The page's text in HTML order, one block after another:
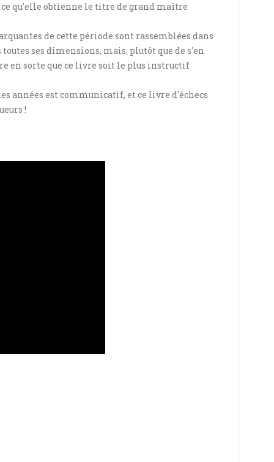
ce qu'elle obtienne le titre de grand maître
de cette période sont rassemblées dans
ses dimensions, mais, plutôt que de s'en
en sorte que ce livre soit le plus instructif
années est communicatif, et ce livre d'échecs
!